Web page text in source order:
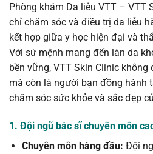
Phòng khám Da liễu VTT – VTT
chỉ chăm sóc và điều trị da liễu
kết hợp giữa y học hiện đại và
Với sứ mệnh mang đến làn da
bền vững, VTT Skin Clinic
mà còn là người bạn đồng hành
chăm sóc sức khỏe và sắc đẹp
1. Đội ngũ bác sĩ chuyên môn
Chuyên môn hàng đầu: Đội